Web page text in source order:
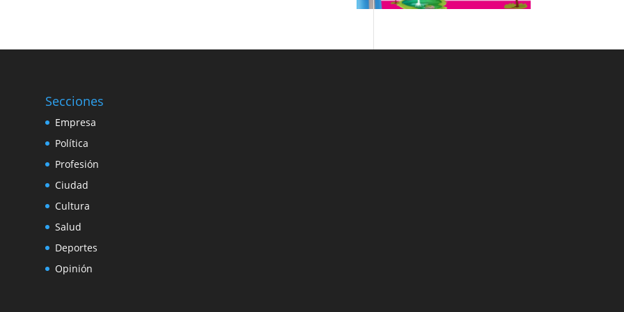
Secciones
Empresa
Política
Profesión
Ciudad
Cultura
Salud
Deportes
Opinión